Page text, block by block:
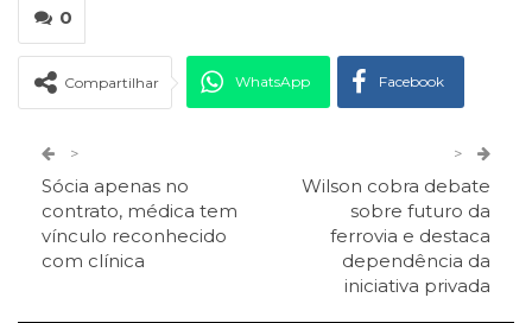
0
Compartilhar WhatsApp Facebook
ReddIt Telegram
Facebook Messenger O email
>
Sócia apenas no
contrato, médica tem
vínculo reconhecido
com clínica
>
Wilson cobra debate
sobre futuro da
ferrovia e destaca
dependência da
iniciativa privada